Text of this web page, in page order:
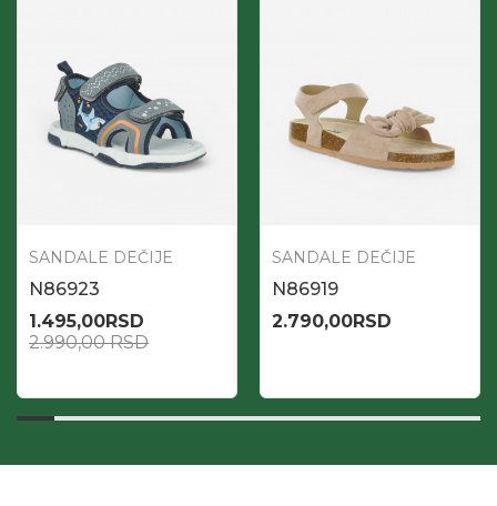
SANDALE DEČIJE
N86923
1.495,00RSD
2.990,00RSD
SANDALE DEČIJE
N86919
2.790,00RSD